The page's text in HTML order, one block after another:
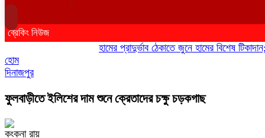
ব্রেকিং নিউজ
হামের প্রাদুর্ভাব ঠেকাতে জুনে হামের বিশেষ টিকাদান;
হোম
দিনাজপুর
ফুলবাড়ীতে ইলিশের দাম শুনে ক্রেতাদের চক্ষু চড়কগাছ
কংকনা রায়